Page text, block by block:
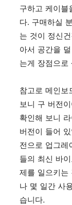
구하고 케이블
다. 구매하실
는 것이 정신
아서 공간을
는게 장점으로
참고로 메인보
보니 구 버전
확인해 보니
버전이 들어
전으로 업그레
들의 최신 바
제를 일으키는
나 몇 일간 사
습니다.